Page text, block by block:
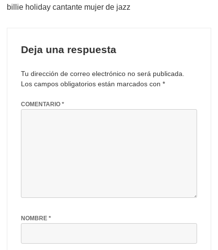
billie holiday cantante mujer de jazz
Deja una respuesta
Tu dirección de correo electrónico no será publicada.
Los campos obligatorios están marcados con *
COMENTARIO *
NOMBRE *